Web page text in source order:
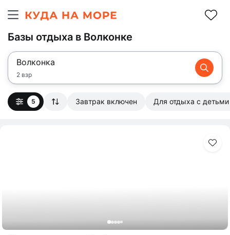
Базы отдыха в Волконке
Волконка
2 взр
5 Завтрак включен Для отдыха с детьми